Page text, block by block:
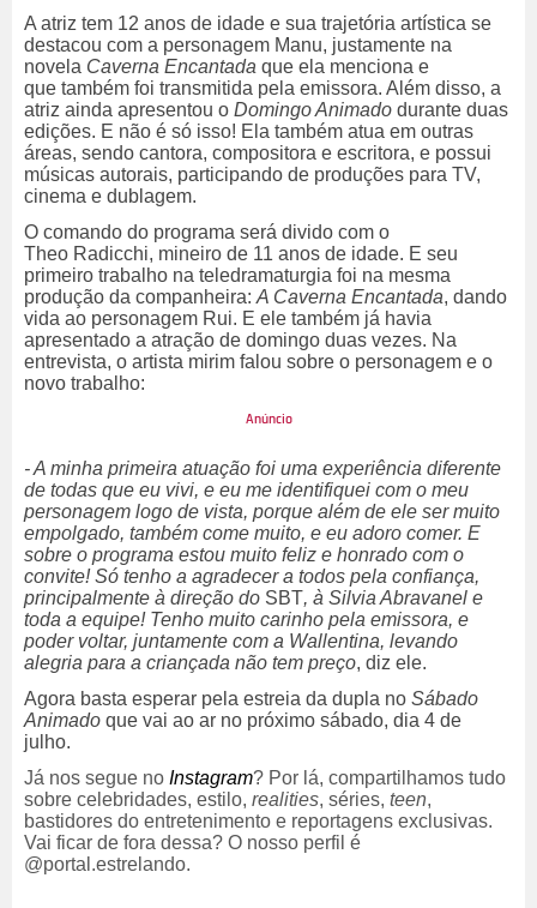
A atriz tem 12 anos de idade e sua trajetória artística se
destacou com a personagem Manu, justamente na
novela Caverna Encantada que ela menciona e
que também foi transmitida pela emissora. Além disso, a
atriz ainda apresentou o Domingo Animado durante duas
edições. E não é só isso! Ela também atua em outras
áreas, sendo cantora, compositora e escritora, e possui
músicas autorais, participando de produções para TV,
cinema e dublagem.
O comando do programa será divido com o
Theo Radicchi, mineiro de 11 anos de idade. E seu
primeiro trabalho na teledramaturgia foi na mesma
produção da companheira: A Caverna Encantada, dando
vida ao personagem Rui. E ele também já havia
apresentado a atração de domingo duas vezes. Na
entrevista, o artista mirim falou sobre o personagem e o
novo trabalho:
- A minha primeira atuação foi uma experiência diferente
de todas que eu vivi, e eu me identifiquei com o meu
personagem logo de vista, porque além de ele ser muito
empolgado, também come muito, e eu adoro comer. E
sobre o programa estou muito feliz e honrado com o
convite! Só tenho a agradecer a todos pela confiança,
principalmente à direção do SBT, à Silvia Abravanel e
toda a equipe! Tenho muito carinho pela emissora, e
poder voltar, juntamente com a Wallentina, levando
alegria para a criançada não tem preço, diz ele.
Agora basta esperar pela estreia da dupla no Sábado
Animado que vai ao ar no próximo sábado, dia 4 de
julho.
Já nos segue no Instagram? Por lá, compartilhamos tudo
sobre celebridades, estilo, realities, séries, teen,
bastidores do entretenimento e reportagens exclusivas.
Vai ficar de fora dessa? O nosso perfil é
@portal.estrelando.